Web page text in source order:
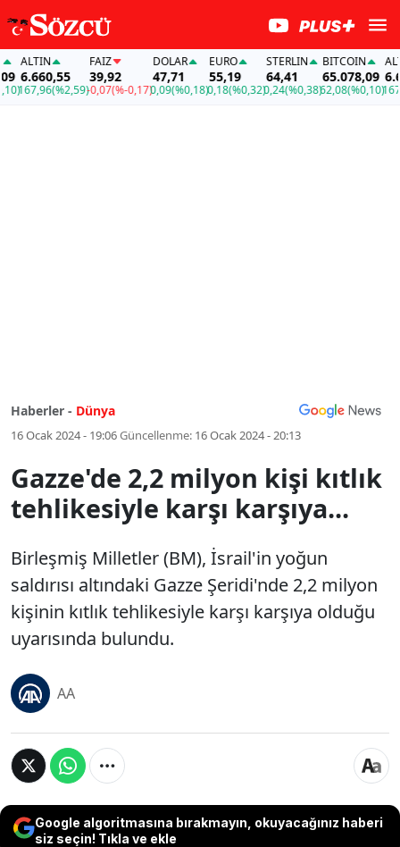
ALTIN
6.660,55
167,96(%2,59)
FAİZ
39,92
-0,07(%-0,17)
DOLAR
47,71
0,09(%0,18)
EURO
55,19
0,18(%0,32)
STERLIN
64,41
0,24(%0,38)
BITCOIN
65.078,09
62,08(%0,10)
ALTIN
167,96
Haberler - Dünya
16 Ocak 2024 - 19:06Güncellenme: 16 Ocak 2024 - 20:13
Gazze'de 2,2 milyon kişi kıtlık
tehlikesiyle karşı karşıya...
Birleşmiş Milletler (BM), İsrail'in yoğun
saldırısı altındaki Gazze Şeridi'nde 2,2 milyon
kişinin kıtlık tehlikesiyle karşı karşıya olduğu
uyarısında bulundu.
AA
Google algoritmasına bırakmayın, okuyacağınız haberi
siz seçin! Tıkla ve ekle